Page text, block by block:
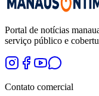
Portal de notícias
serviço público e
Contato comercial